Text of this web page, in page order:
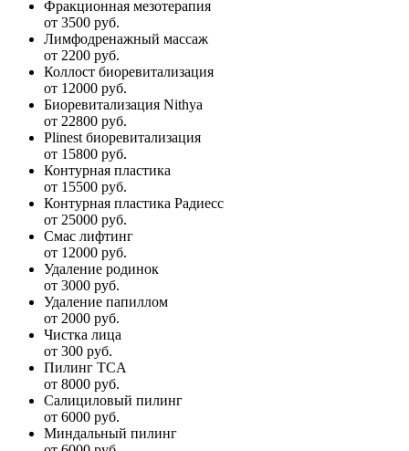
Фракционная мезотерапия
от 3500 руб.
Лимфодренажный массаж
от 2200 руб.
Коллост биоревитализация
от 12000 руб.
Биоревитализация Nithya
от 22800 руб.
Plinest биоревитализация
от 15800 руб.
Контурная пластика
от 15500 руб.
Контурная пластика Радиесс
от 25000 руб.
Смас лифтинг
от 12000 руб.
Удаление родинок
от 3000 руб.
Удаление папиллом
от 2000 руб.
Чистка лица
от 300 руб.
Пилинг TCA
от 8000 руб.
Салициловый пилинг
от 6000 руб.
Миндальный пилинг